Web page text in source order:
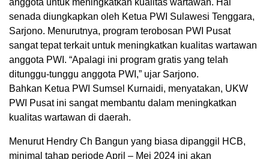
anggota untuk meningkatkan kualitas wartawan. Hal
senada diungkapkan oleh Ketua PWI Sulawesi Tenggara,
Sarjono. Menurutnya, program terobosan PWI Pusat
sangat tepat terkait untuk meningkatkan kualitas wartawan
anggota PWI. “Apalagi ini program gratis yang telah
ditunggu-tunggu anggota PWI,” ujar Sarjono.
Bahkan Ketua PWI Sumsel Kurnaidi, menyatakan, UKW
PWI Pusat ini sangat membantu dalam meningkatkan
kualitas wartawan di daerah.
Menurut Hendry Ch Bangun yang biasa dipanggil HCB,
minimal tahap periode April – Mei 2024 ini akan